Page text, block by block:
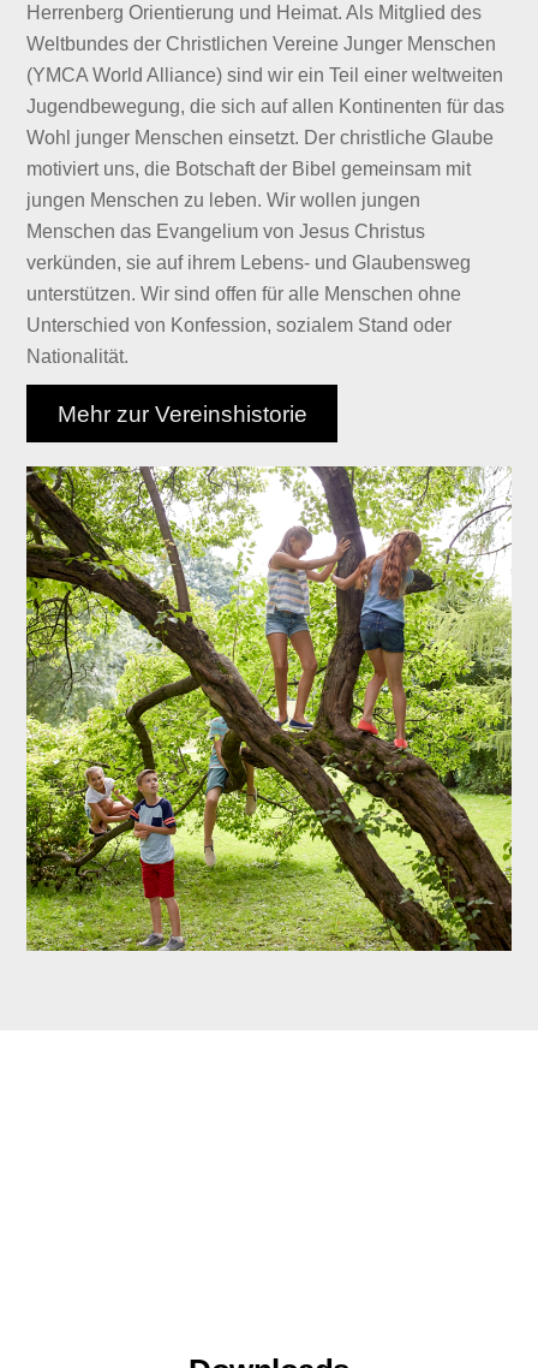
Herrenberg Orientierung und Heimat. Als Mitglied des
Weltbundes der Christlichen Vereine Junger Menschen
(YMCA World Alliance) sind wir ein Teil einer weltweiten
Jugendbewegung, die sich auf allen Kontinenten für das
Wohl junger Menschen einsetzt. Der christliche Glaube
motiviert uns, die Botschaft der Bibel gemeinsam mit
jungen Menschen zu leben. Wir wollen jungen
Menschen das Evangelium von Jesus Christus
verkünden, sie auf ihrem Lebens- und Glaubensweg
unterstützen. Wir sind offen für alle Menschen ohne
Unterschied von Konfession, sozialem Stand oder
Nationalität.
Mehr zur Vereinshistorie